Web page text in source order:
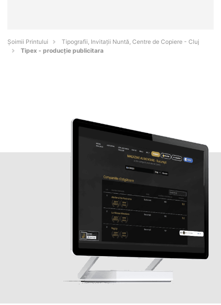
Şoimii Printului
Tipografii, Invitații Nuntă, Centre de Copiere - Cluj
Tipex - producție publicitara